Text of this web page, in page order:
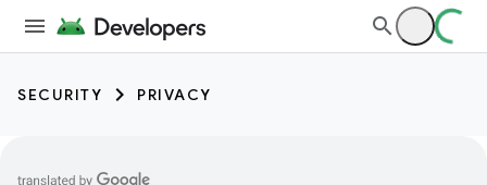
SECURITY PRIVACY